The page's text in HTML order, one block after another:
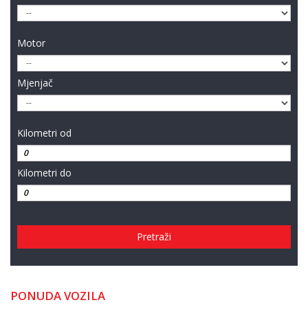
Motor
Mjenjač
Kilometri od
Kilometri do
Pretraži
PONUDA VOZILA